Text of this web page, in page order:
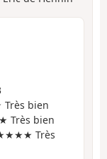
bien
bien
Très